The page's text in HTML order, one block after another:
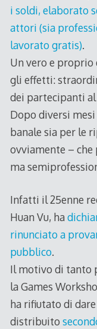
i soldi, elaborato
attori (sia
lavorato gratis).
Un vero e proprio
gli effetti:
dei partecipanti
Dopo diversi
banale sia per le
ovviamente –
ma
Infatti il 25enne
Huan Vu, ha
rinunciato a
pubblico.
Il motivo di tanto
la Games
ha rifiutato di
distribuito